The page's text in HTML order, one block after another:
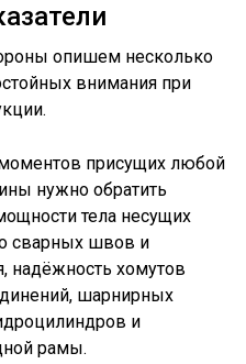
опишем несколько
внимания при
присущих любой
нужно обратить
тела несущих
сварных швов и
надёжность хомутов
шарнирных
и
рамы.